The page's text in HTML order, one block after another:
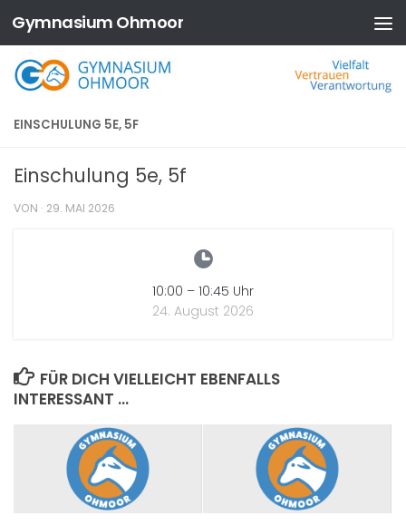
Zum Inhalt springen
Gymnasium Ohmoor
EINSCHULUNG 5E, 5F
Einschulung 5e, 5f
VON · 29. MAI 2026
10:00 – 10:45 Uhr
24. August 2026
FÜR DICH VIELLEICHT EBENFALLS
INTERESSANT …